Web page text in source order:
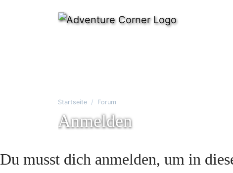
Startseite Forum
Anmelden
Du musst dich anmelden, um in